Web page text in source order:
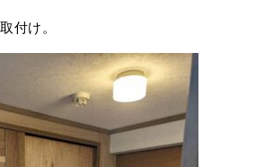
付け。